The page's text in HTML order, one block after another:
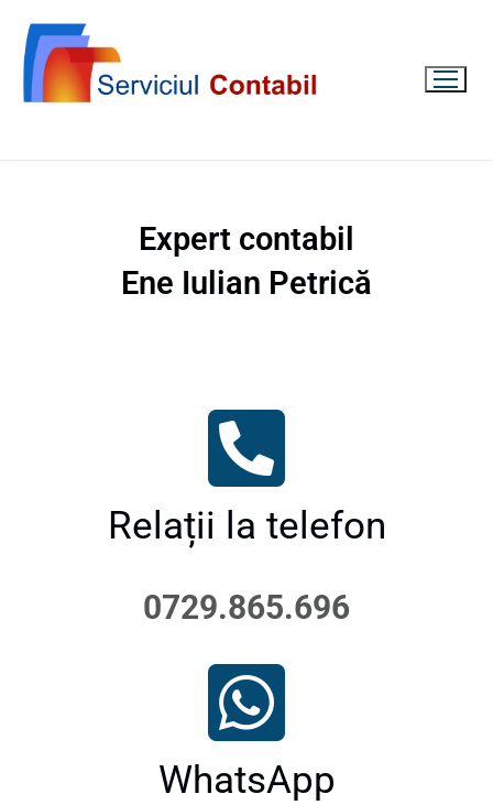
Expert contabil
Ene Iulian Petrică
Relații la telefon
0729.865.696
WhatsApp